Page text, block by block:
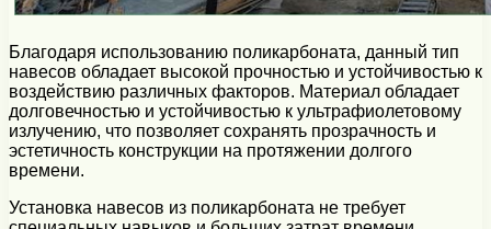
Благодаря использованию поликарбоната, данный тип
навесов обладает высокой прочностью и устойчивостью к
воздействию различных факторов. Материал обладает
долговечностью и устойчивостью к ультрафиолетовому
излучению, что позволяет сохранять прозрачность и
эстетичность конструкции на протяжении долгого
времени.
Установка навесов из поликарбоната не требует